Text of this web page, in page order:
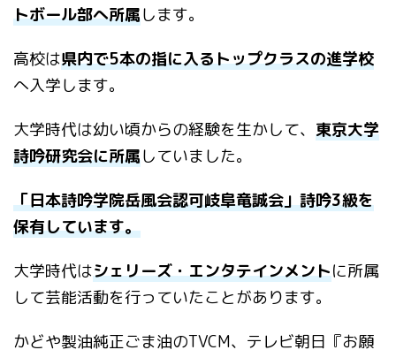
トボール部へ所属します。
高校は県内で5本の指に入るトップクラスの進学校
へ入学します。
大学時代は幼い頃からの経験を生かして、 東京大学
詩吟研究会に所属していました。
「日本詩吟学院岳風会認可岐阜竜誠会」詩吟3級を
保有しています。
大学時代はシェリーズ・エンタテインメントに所属
して芸能活動を行っていたことがあります。
かどや製油純正ごま油のTVCM、テレビ朝日『お願